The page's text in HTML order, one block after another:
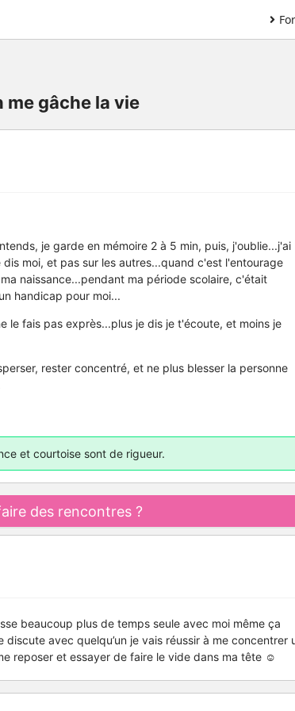
gâche la vie
je garde en mémoire 2 à 5 min, puis, j'oublie...j'ai
moi, et pas sur les autres...quand c'est l'entourage
naissance...pendant ma période scolaire, c'était
handicap pour moi...
le fais pas exprès...plus je dis je t'écoute, et moins je
rester concentré, et ne plus blesser la personne
et courtoise sont de rigueur.
des rencontres ?
beaucoup plus de temps seule avec moi même ça
avec quelqu’un je vais réussir à me concentrer
reposer et essayer de faire le vide dans ma tête ☺️